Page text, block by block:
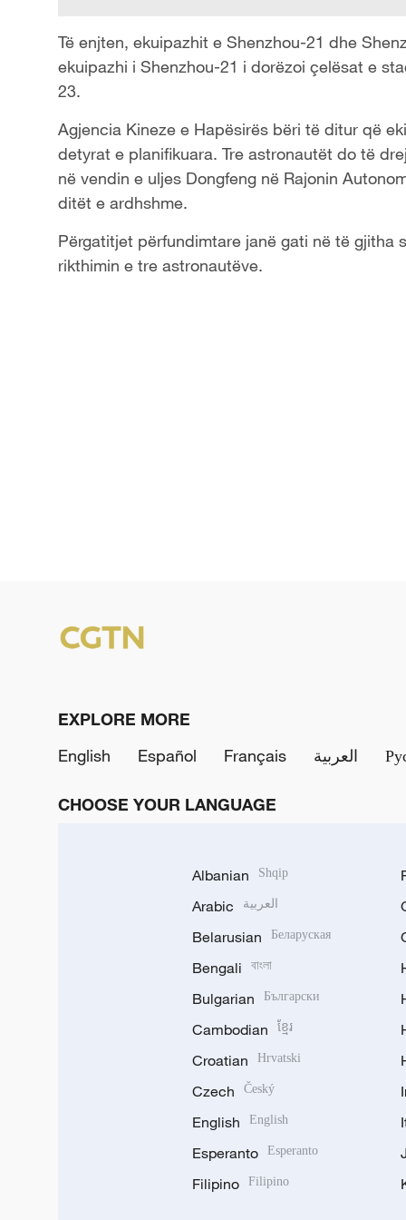
Të enjten, ekuipazhit e Shenzhou-21 dhe
ekuipazhi i Shenzhou-21 i dorëzoi çelësat e
23.
Agjencia Kineze e Hapësirës bëri të ditur që
detyrat e planifikuara. Tre astronautët do të
në vendin e uljes Dongfeng në Rajonin
ditët e ardhshme.
Përgatitjet përfundimtare janë gati në të
rikthimin e tre astronautëve.
EXPLORE MORE
English
Español Français العربية
CHOOSE YOUR LANGUAGE
Albanian Shqip
Arabic العربية
Belarusian Беларуская
Bengali বাংলা
Bulgarian Български
Cambodian ខ្មែរ
Croatian Hrvatski
Czech Český
English English
Esperanto Esperanto
Filipino Filipino